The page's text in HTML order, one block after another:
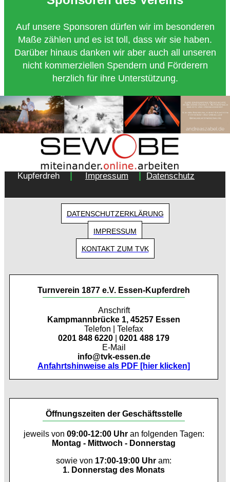
Auf unsere Sponsoren dürfen wir im besonderen
Maße zählen und es ist toll, dass wir sie haben.
Darüber hinaus danken wir aber auch all unseren
nicht kommerziellen Spendern und Förderern
herzlich für ihre Unterstützung.
Copyright 2018 - Turnverein 1877 e.V. Essen-
Kupferdreh
| Impressum | Datenschutz
DATENSCHUTZERKLÄRUNG
IMPRESSUM
KONTAKT ZUM TVK
Turnverein 1877 e.V. Essen-Kupferdreh
Anschrift
Kampmannbrücke 1, 45257 Essen
Telefon | Telefax
0201 848 6220
0201 488 179
E-Mail
info@tvk-essen.de
Anfahrtshinweise als PDF [hier klicken]
Öffnungszeiten der Geschäftsstelle
jeweils von 09:00-12:00 Uhran folgenden Tagen:
Montag - Mittwoch - Donnerstag
sowie von 17:00-19:00 Uhr am:
1. Donnerstag des Monats